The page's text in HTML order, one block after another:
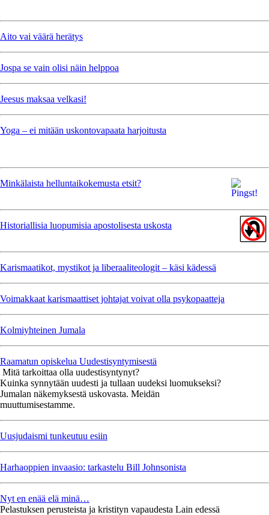
Aito vai väärä herätys
Jospa se vain olisi näin helppoa
Jeesus maksaa velkasi!
Yoga – ei mitään uskontovapaata harjoitusta
Minkälaista helluntaikokemusta etsit?
Historiallisia luopumisia apostolisesta uskosta
Karismaatikot, mystikot ja liberaaliteologit – käsi kädessä
Voimakkaat karismaattiset johtajat voivat olla psykopaatteja
Kolmiyhteinen Jumala
Raamatun opiskelua Uudestisyntymisestä
Mitä tarkoittaa olla uudestisyntynyt?
Kuinka synnytään uudesti ja tullaan uudeksi luomukseksi?
Jumalan näkemyksestä uskovasta. Meidän
muuttumisestamme.
Uusjudaismi tunkeutuu esiin
Harhaoppien invaasio: tarkastelu Bill Johnsonista
Nyt en enää elä minä…
Pelastuksen perusteista ja kristityn vapaudesta Lain edessä